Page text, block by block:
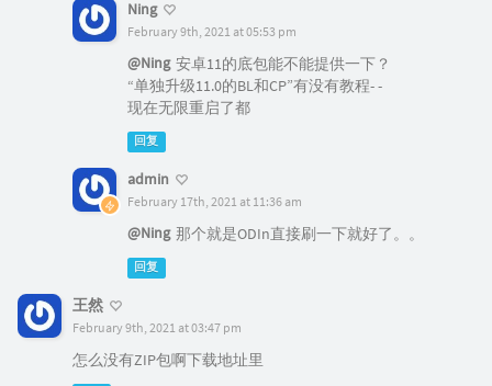
Ning
February 9th, 2021 at 05:53 pm
@Ning 安卓11的底包能不能提供一下？
“单独升级11.0的BL和CP”有没有教程- -
现在无限重启了都
回复
admin
February 17th, 2021 at 11:36 am
@Ning 那个就是ODIn直接刷一下就好了。。
回复
王然
February 9th, 2021 at 03:47 pm
怎么没有ZIP包啊下载地址里